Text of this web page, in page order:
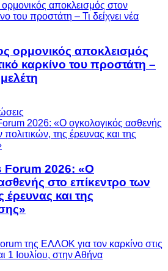
ορμονικός αποκλεισμός
καρκίνο του προστάτη –
Forum 2026: «Ο
στο επίκεντρο των
έρευνας και της